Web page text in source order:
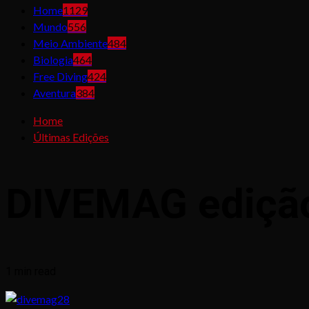
Home1129
Mundo556
Meio Ambiente484
Biologia464
Free Diving424
Aventura384
Home
Últimas Edições